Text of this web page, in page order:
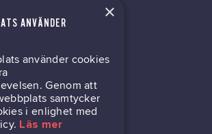
30B
×
ANVÄNDER
använder cookies
Genom att
samtycker
i enlighet med
Läs mer